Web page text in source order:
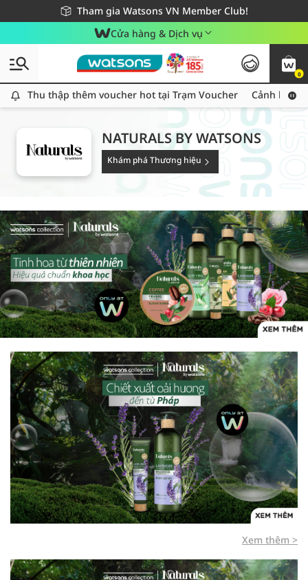
Tham gia Watsons VN Member Club!
Miễn phí giao hàng cho đơn hàng từ 249,000Đ
Giao hàng nhanh 24h - Áp dụng khu vực TP. Hồ Chí Minh
Cửa hàng & Dịch vụ
0
Thu thập thêm voucher hot tại Trạm Voucher
Thu thập thêm voucher hot tại Trạm Voucher Cảnh báo
NATURALS BY WATSONS
Khám phá Thương hiệu
Xem thêm >